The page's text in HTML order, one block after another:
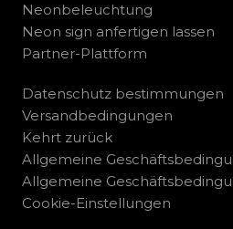
Neonbeleuchtung
Neon sign anfertigen lassen
Partner-Plattform
Datenschutz bestimmungen
Versandbedingungen
Kehrt zurück
Allgemeine
Allgemeine
Cookie-Einstellungen